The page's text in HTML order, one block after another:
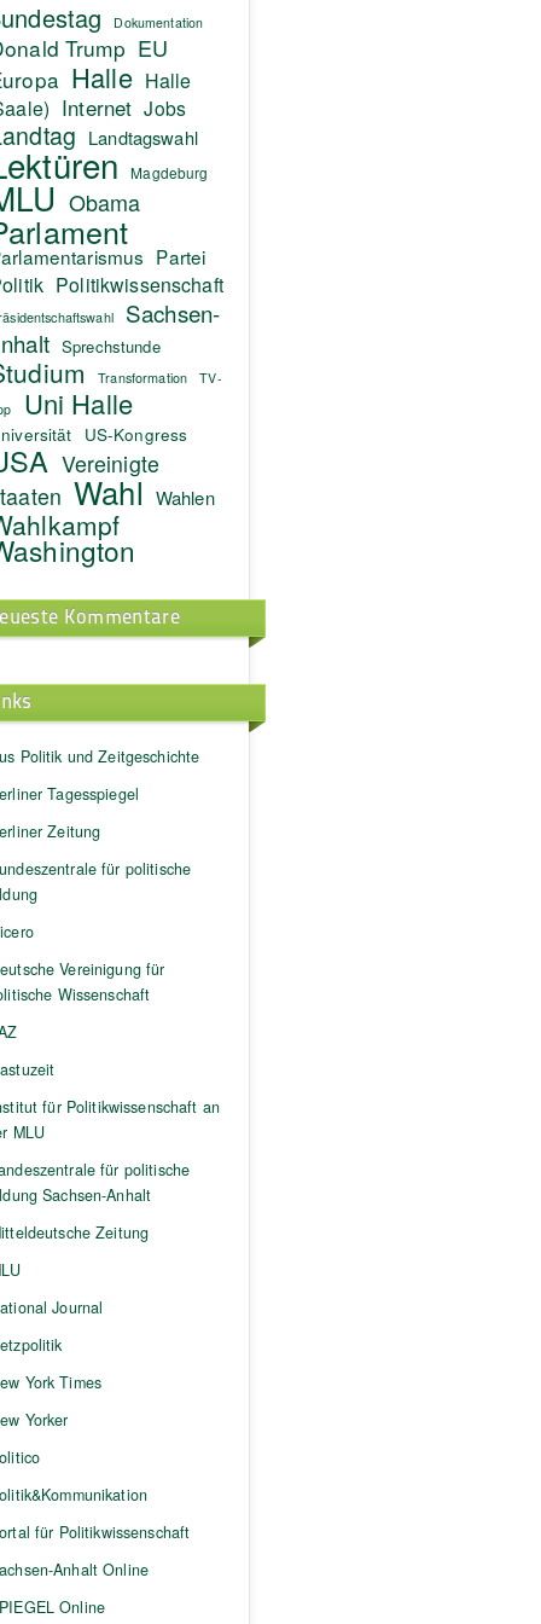
Dokumentation
Trump EU
Halle Halle
Internet Jobs
Landtagswahl
Magdeburg
Obama
Partei
Politikwissenschaft
Sachsen-
Sprechstunde
Transformation
TV-
Uni Halle
US-Kongress
Vereinigte
Wahl Wahlen
Kommentare
Politik und Zeitgeschichte
Tagesspiegel
Zeitung
für politische
Vereinigung für
Wissenschaft
für Politikwissenschaft an
MLU
für politische
Sachsen-Anhalt
Zeitung
Journal
York Times
Yorker
für Politikwissenschaft
Anhalt Online
Online